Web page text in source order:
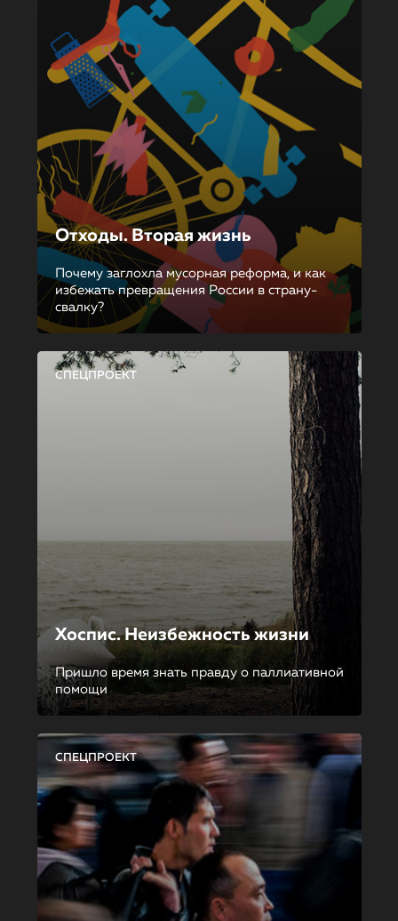
Отходы. Вторая жизнь
Почему заглохла мусорная реформа, и как
избежать превращения России в страну-
свалку?
СПЕЦПРОЕКТ
Хоспис. Неизбежность жизни
Пришло время знать правду о паллиативной
помощи
СПЕЦПРОЕКТ